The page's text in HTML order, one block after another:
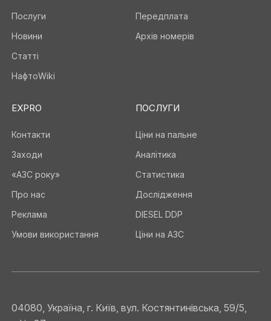
Послуги
Новини
Статті
НафтоWiki
Передплата
Архів номерів
EXPRO
Контакти
Заходи
«АЗС року»
Про нас
Реклама
Умови використання
ПОСЛУГИ
Ціни на пальне
Аналітика
Статистика
Дослідження
DIESEL DDP
Ціни на АЗС
04080, Україна, г. Київ, вул. Костянтинівська, 59/5,